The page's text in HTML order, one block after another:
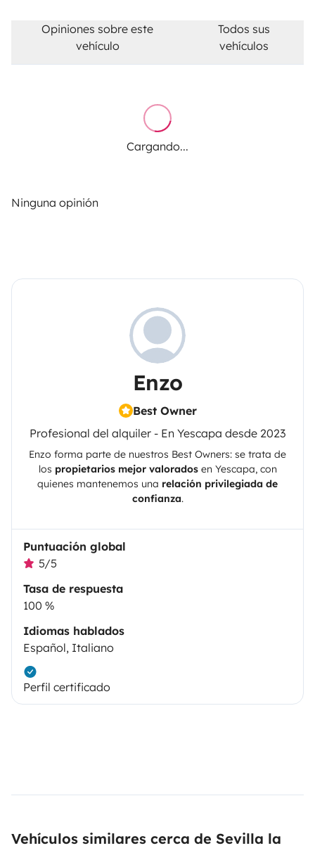
Opiniones sobre este
vehículo
Todos sus
vehículos
Cargando...
Ninguna opinión
Enzo
Best Owner
Profesional del alquiler - En Yescapa desde 2023
Enzo forma parte de nuestros Best Owners: se trata de
los propietarios mejor valoradosen Yescapa, con
quienes mantenemos una relación privilegiada de
confianza.
Puntuación global
5/5
Tasa de respuesta
100 %
Idiomas hablados
Español, Italiano
Perfil certificado
Vehículos similares cerca de Sevilla la